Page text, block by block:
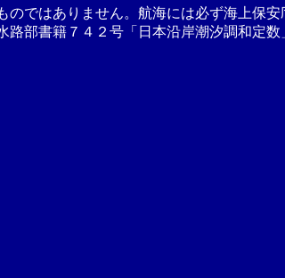
のではありません。航海には必ず海上保
部書籍７４２号「日本沿岸潮汐調和定数